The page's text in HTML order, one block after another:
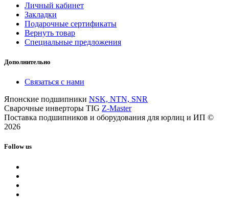
Личный кабинет
Закладки
Подарочные сертификаты
Вернуть товар
Специальные предложения
Дополнительно
Связаться с нами
Японские подшипники NSK, NTN, SNR
Сварочные инверторы TIG Z-Master
Поставка подшипников и оборудования для юрлиц и ИП ©
2026
Follow us